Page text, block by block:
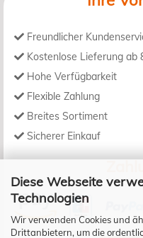
Diese Webseite
Technologien
Wir verwenden Cookies und
Drittanbietern, um die
Freundlicher
Kostenlose Lieferung ab
Hohe Verfügbarkeit
Flexible Zahlung
Breites Sortiment
Sicherer Einkauf